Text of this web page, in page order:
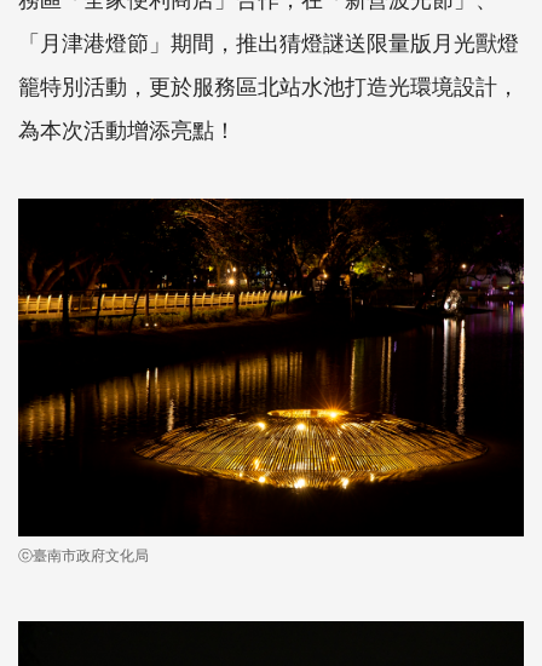
「月津港燈節」期間，推出猜燈謎送限量版月光獸燈
籠特別活動，更於服務區北站水池打造光環境設計，
為本次活動增添亮點！
ⓒ臺南市政府文化局